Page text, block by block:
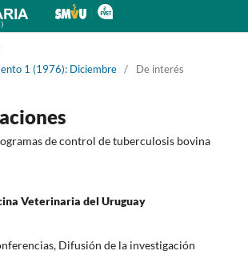
1 (1976): Diciembre / De interés
de control de tuberculosis bovina
Veterinaria del Uruguay
Difusión de la investigación